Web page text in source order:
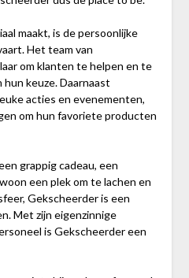
maakt, is de persoonlijke
Het team van
om klanten te helpen en te
keuze. Daarnaast
acties en evenementen,
om hun favoriete producten
grappig cadeau, een
een plek om te lachen en
Gekscheerder is een
Met zijn eigenzinnige
is Gekscheerder een